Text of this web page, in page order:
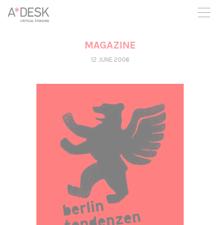
you believe in A*DESK, we need your backing to be able to
continue. You can now participate in the project by supporting
it. You can choose how much you want to contribute to the
You can decide how much you want to bring to the project.
MAGAZINE
12 JUNE 2006